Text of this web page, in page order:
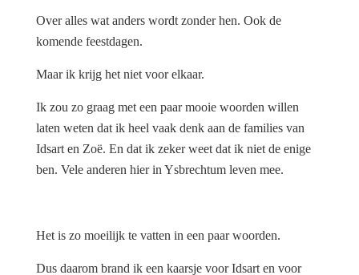
Over alles wat anders wordt zonder hen. Ook de
komende feestdagen.
Maar ik krijg het niet voor elkaar.
Ik zou zo graag met een paar mooie woorden willen
laten weten dat ik heel vaak denk aan de families van
Idsart en Zoë. En dat ik zeker weet dat ik niet de enige
ben. Vele anderen hier in Ysbrechtum leven mee.
Het is zo moeilijk te vatten in een paar woorden.
Dus daarom brand ik een kaarsje voor Idsart en voor